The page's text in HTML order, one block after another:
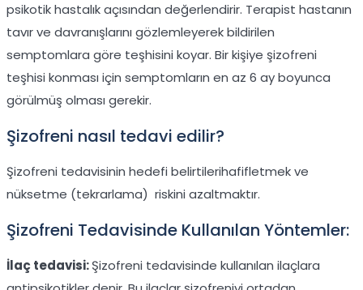
psikotik hastalık açısından değerlendirir. Terapist hastanın
tavır ve davranışlarını gözlemleyerek bildirilen
semptomlara göre teşhisini koyar. Bir kişiye şizofreni
teşhisi konması için semptomların en az 6 ay boyunca
görülmüş olması gerekir.
Şizofreni nasıl tedavi edilir?
Şizofreni tedavisinin hedefi belirtilerihafifletmek ve
nüksetme (tekrarlama) riskini azaltmaktır.
Şizofreni Tedavisinde Kullanılan Yöntemler:
İlaç tedavisi:Şizofreni tedavisinde kullanılan ilaçlara